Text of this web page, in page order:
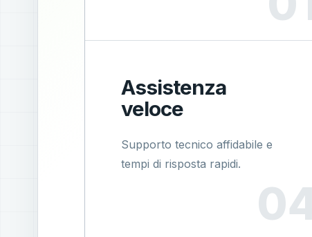
Assistenza
veloce
Supporto tecnico affidabile e
tempi di risposta rapidi.